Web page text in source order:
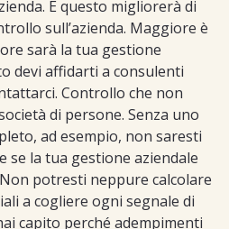
E questo migliorerà di
sull’azienda. Maggiore è
sarà la tua gestione
devi affidarti a consulenti
Controllo che non
di persone. Senza uno
ad esempio, non saresti
se la tua gestione aziendale
potresti neppure calcolare
a cogliere ogni segnale di
capito perché adempimenti